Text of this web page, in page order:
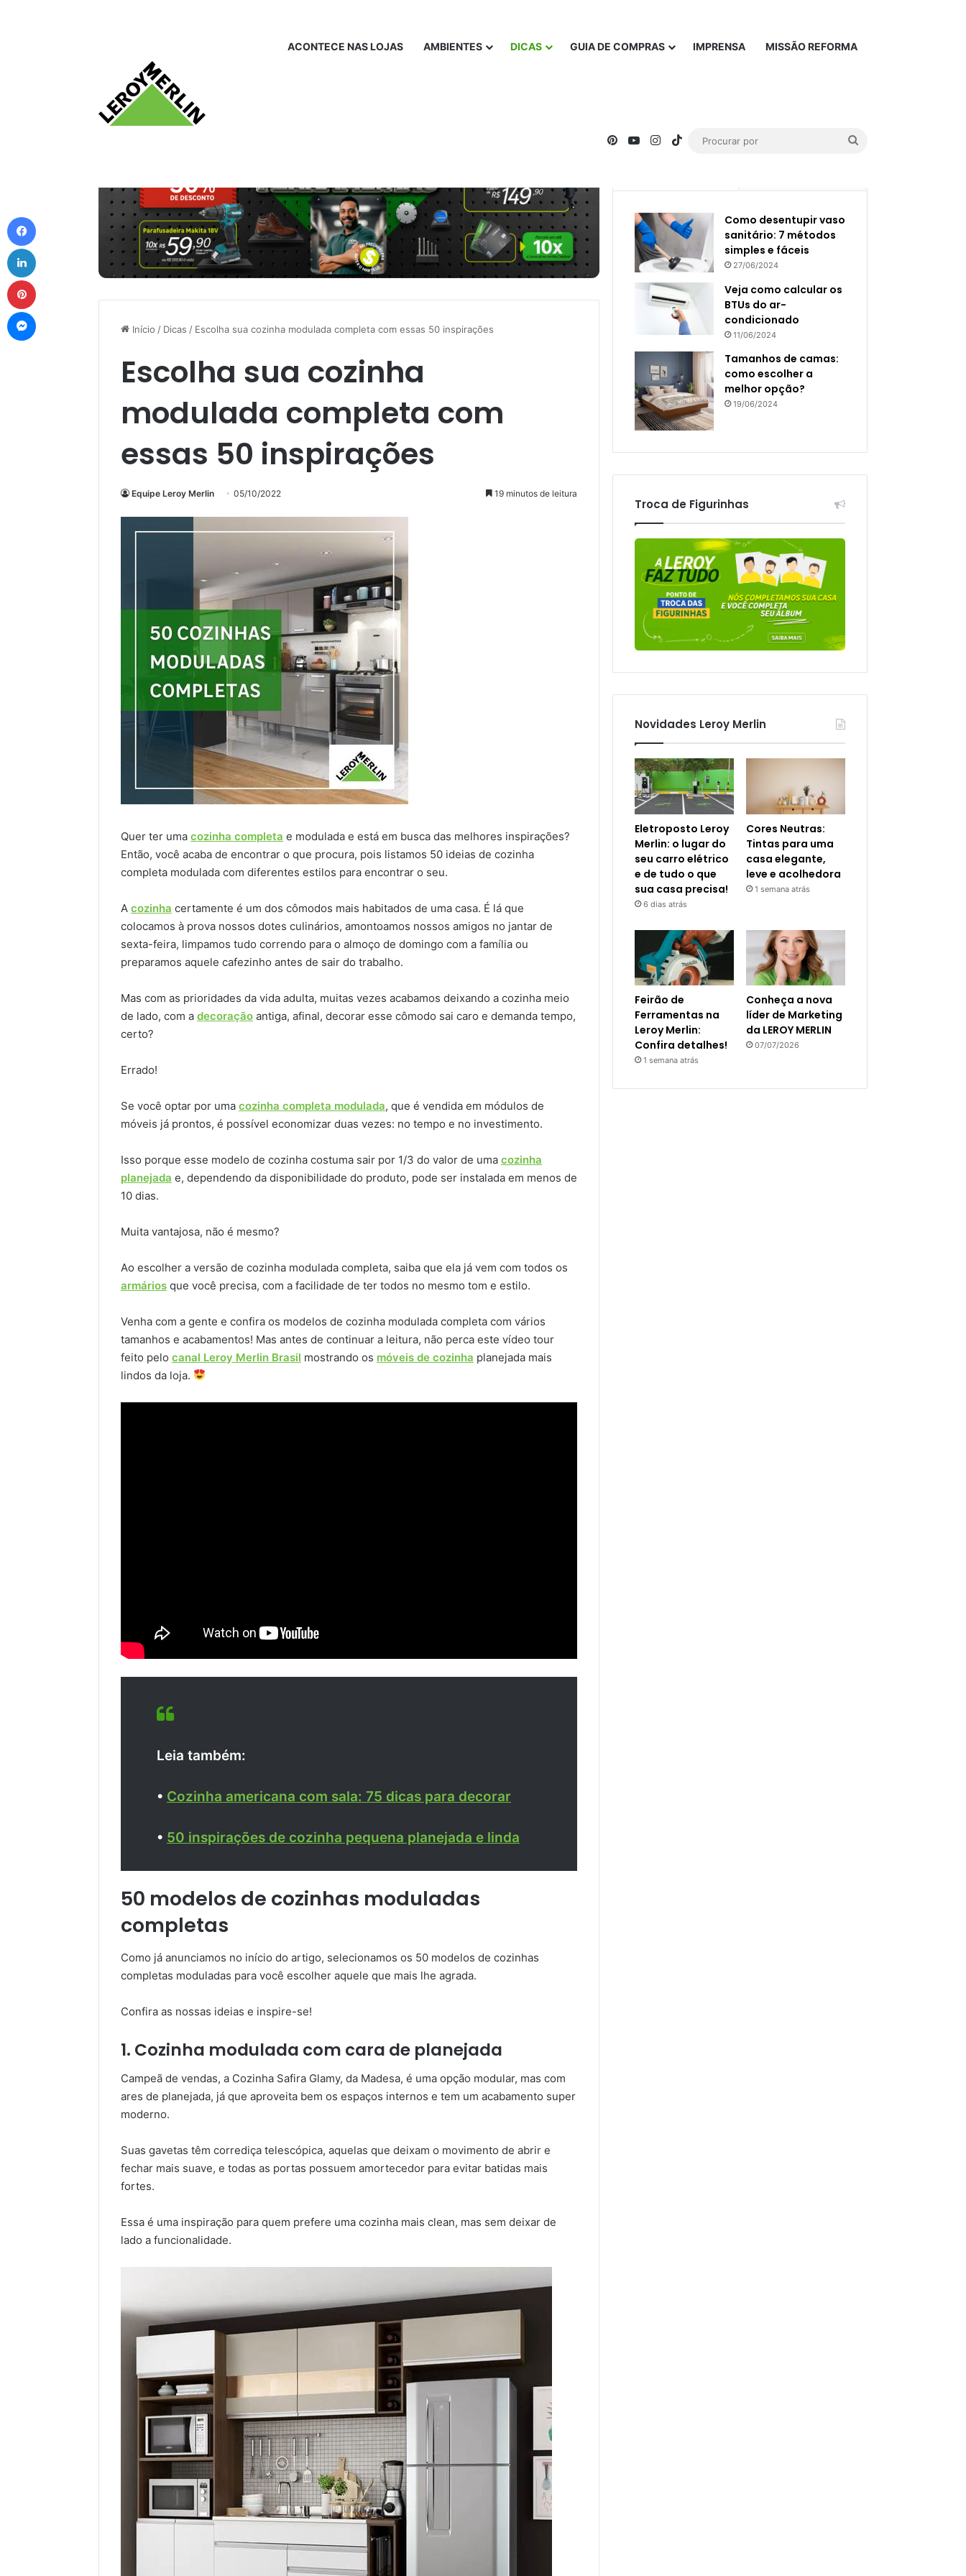
ACONTECE NAS LOJAS AMBIENTES DICAS GUIA DE COMPRAS IMPRENSA MISSÃO REFORMA
PinterestYouTubeInstagram
TikTok
Início / Dicas / Escolha sua cozinha modulada completa com essas 50 inspirações
Escolha sua cozinha
modulada completa com
essas 50 inspirações
Equipe Leroy Merlin 05/10/2022 19 minutos de leitura
Quer ter uma cozinha completa e modulada e está em busca das melhores inspirações?
Então, você acaba de encontrar o que procura, pois listamos 50 ideias de cozinha
completa modulada com diferentes estilos para encontrar o seu.
A cozinha certamente é um dos cômodos mais habitados de uma casa. É lá que
colocamos à prova nossos dotes culinários, amontoamos nossos amigos no jantar de
sexta-feira, limpamos tudo correndo para o almoço de domingo com a família ou
preparamos aquele cafezinho antes de sair do trabalho.
Mas com as prioridades da vida adulta, muitas vezes acabamos deixando a cozinha meio
de lado, com a decoração antiga, afinal, decorar esse cômodo sai caro e demanda tempo,
certo?
Errado!
Se você optar por uma cozinha completa modulada, que é vendida em módulos de
móveis já prontos, é possível economizar duas vezes: no tempo e no investimento.
Isso porque esse modelo de cozinha costuma sair por 1/3 do valor de uma cozinha
planejada e, dependendo da disponibilidade do produto, pode ser instalada em menos de
10 dias.
Muita vantajosa, não é mesmo?
Ao escolher a versão de cozinha modulada completa, saiba que ela já vem com todos os
armários que você precisa, com a facilidade de ter todos no mesmo tom e estilo.
Venha com a gente e confira os modelos de cozinha modulada completa com vários
tamanhos e acabamentos! Mas antes de continuar a leitura, não perca este vídeo tour
feito pelo canal Leroy Merlin Brasil mostrando os móveis de cozinha planejada mais
lindos da loja.
Leia também:
• Cozinha americana com sala: 75 dicas para decorar
• 50 inspirações de cozinha pequena planejada e linda
50 modelos de cozinhas moduladas
completas
Como já anunciamos no início do artigo, selecionamos os 50 modelos de cozinhas
completas moduladas para você escolher aquele que mais lhe agrada.
Confira as nossas ideias e inspire-se!
1. Cozinha modulada com cara de planejada
Campeã de vendas, a Cozinha Safira Glamy, da Madesa, é uma opção modular, mas com
ares de planejada, já que aproveita bem os espaços internos e tem um acabamento super
moderno.
Suas gavetas têm corrediça telescópica, aquelas que deixam o movimento de abrir e
fechar mais suave, e todas as portas possuem amortecedor para evitar batidas mais
fortes.
Essa é uma inspiração para quem prefere uma cozinha mais clean, mas sem deixar de
lado a funcionalidade.
Como desentupir vaso
sanitário: 7 métodos
simples e fáceis
27/06/2024
Veja como calcular os
BTUs do ar-
condicionado
11/06/2024
Tamanhos de camas:
como escolher a
melhor opção?
19/06/2024
Troca de Figurinhas
Novidades Leroy Merlin
Eletroposto Leroy
Merlin: o lugar do
seu carro elétrico
e de tudo o que
sua casa precisa!
6 dias atrás
Cores Neutras:
Tintas para uma
casa elegante,
leve e acolhedora
1 semana atrás
Feirão de
Ferramentas na
Leroy Merlin:
Confira detalhes!
1 semana atrás
Conheça a nova
líder de Marketing
da LEROY MERLIN
07/07/2026